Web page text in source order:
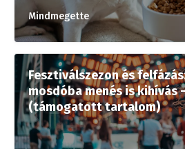
Mindmegette
Fesztiválszezon és
mosdóba menés is kihívás
(támogatott tartalom)